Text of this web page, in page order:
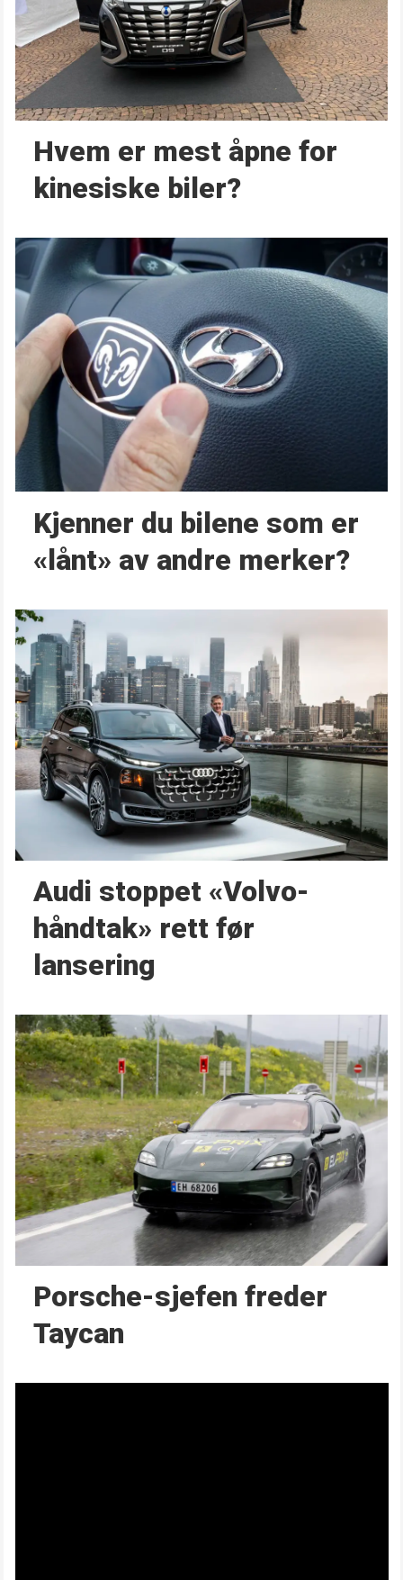
Hvem er mest åpne for
kinesiske biler?
Kjenner du bilene som er
«lånt» av andre merker?
Audi stoppet «Volvo-
håndtak» rett før
lansering
Porsche-sjefen freder
Taycan